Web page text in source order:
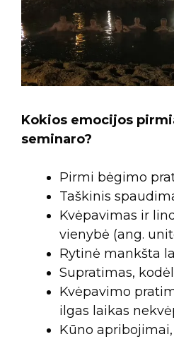
Kokios emocijos
seminaro?
Pirmi bėgimo
Taškinis
Kvėpavimas ir
vienybė (ang.
Rytinė mankšta
Supratimas,
Kvėpavimo
ilgas laikas
Kūno